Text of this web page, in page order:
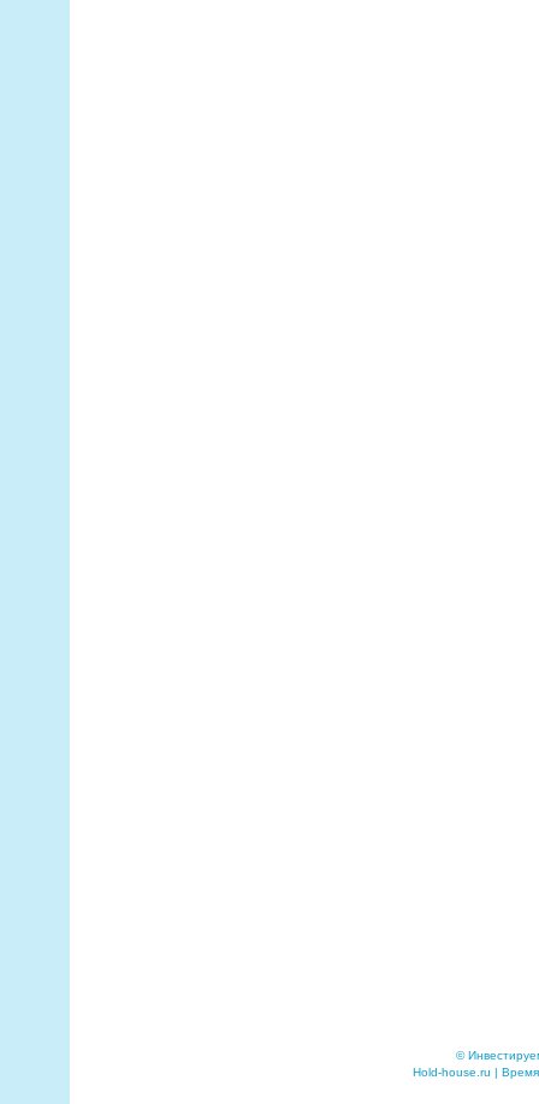
©
Hold-house.ru |